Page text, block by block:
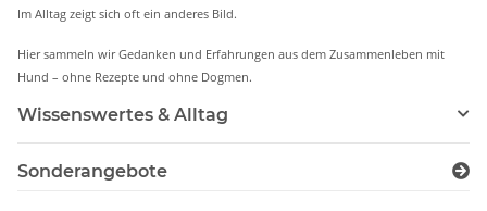
Im Alltag zeigt sich oft ein anderes Bild.
Hier sammeln wir Gedanken und Erfahrungen aus dem Zusammenleben mit
Hund – ohne Rezepte und ohne Dogmen.
Wissenswertes & Alltag
Sonderangebote